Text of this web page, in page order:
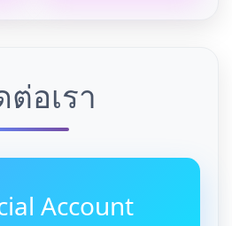
อเรา
Account